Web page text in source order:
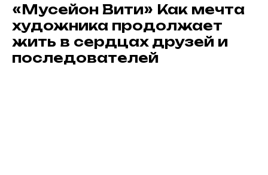
«Мусейон Вити» Как мечта
художника продолжает
жить в сердцах друзей и
последователей